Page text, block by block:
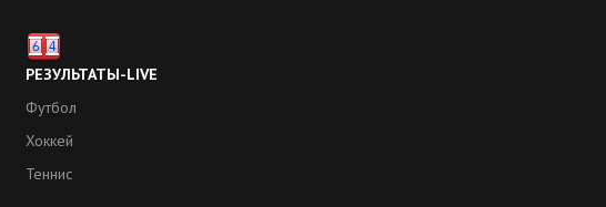
РЕЗУЛЬТАТЫ-LIVE
Футбол
Хоккей
Теннис